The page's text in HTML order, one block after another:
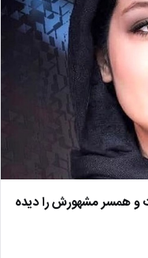
و همسر مشهورش را دیده